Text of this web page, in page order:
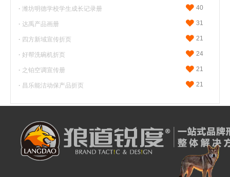
· 潍坊明德学校学生成长记录册 40
· 达禹产品画册 31
· 四方新域宣传折页 21
· 好帮洗碗机折页 24
· 之铂空调宣传册 21
· 昌乐能洁动保产品折页 21